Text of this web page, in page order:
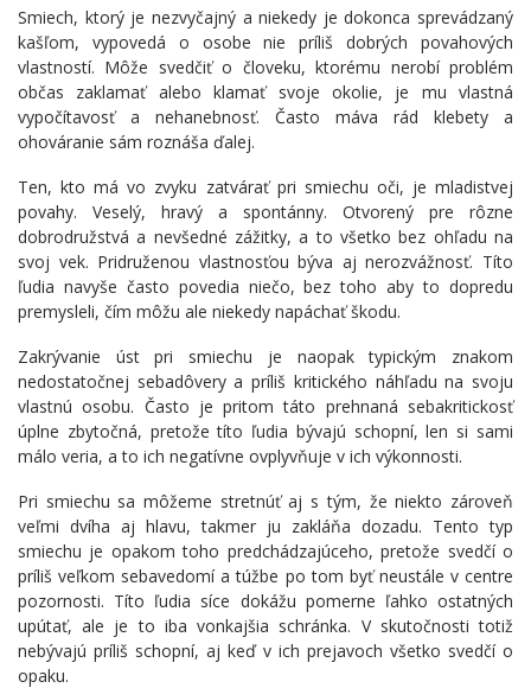
Smiech, ktorý je nezvyčajný a niekedy je dokonca sprevádzaný
kašľom, vypovedá o osobe nie príliš dobrých povahových
vlastností. Môže svedčiť o človeku, ktorému nerobí problém
občas zaklamať alebo klamať svoje okolie, je mu vlastná
vypočítavosť a nehanebnosť. Často máva rád klebety a
ohováranie sám roznáša ďalej.
Ten, kto má vo zvyku zatvárať pri smiechu oči, je mladistvej
povahy. Veselý, hravý a spontánny. Otvorený pre rôzne
dobrodružstvá a nevšedné zážitky, a to všetko bez ohľadu na
svoj vek. Pridruženou vlastnosťou býva aj nerozvážnosť. Títo
ľudia navyše často povedia niečo, bez toho aby to dopredu
premysleli, čím môžu ale niekedy napáchať škodu.
Zakrývanie úst pri smiechu je naopak typickým znakom
nedostatočnej sebadôvery a príliš kritického náhľadu na svoju
vlastnú osobu. Často je pritom táto prehnaná sebakritickosť
úplne zbytočná, pretože títo ľudia bývajú schopní, len si sami
málo veria, a to ich negatívne ovplyvňuje v ich výkonnosti.
Pri smiechu sa môžeme stretnúť aj s tým, že niekto zároveň
veľmi dvíha aj hlavu, takmer ju zakláňa dozadu. Tento typ
smiechu je opakom toho predchádzajúceho, pretože svedčí o
príliš veľkom sebavedomí a túžbe po tom byť neustále v centre
pozornosti. Títo ľudia síce dokážu pomerne ľahko ostatných
upútať, ale je to iba vonkajšia schránka. V skutočnosti totiž
nebývajú príliš schopní, aj keď v ich prejavoch všetko svedčí o
opaku.